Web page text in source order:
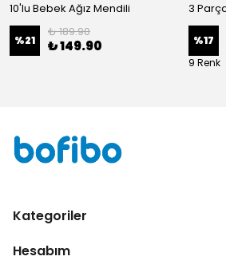
10'lu Bebek Ağız Mendili
%21
₺ 189.90
₺ 149.90 %17
9 Renk
Kategoriler
Hesabım